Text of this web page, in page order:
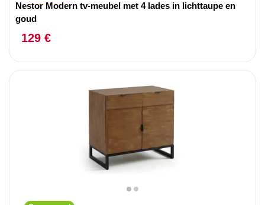
Nestor Modern tv-meubel met 4 lades in lichttaupe en
goud
129 €